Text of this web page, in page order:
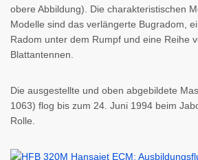
obere Abbildung). Die charakteristischen
Modelle sind das verlängerte Bugradom,
Radom unter dem Rumpf und eine Reihe
Blattantennen.
Die ausgestellte und oben abgebildete
1063) flog bis zum 24. Juni 1994 beim
Rolle.